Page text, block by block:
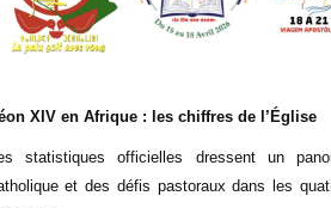
XIV en Afrique : les chiffres de l’Église
statistiques officielles dressent un
et des défis pastoraux dans les